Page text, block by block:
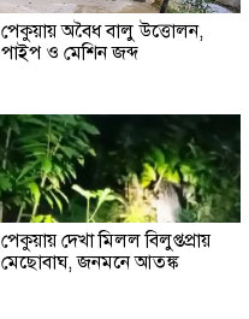
পেকুয়ায় অবৈধ বালু উত্তোলন,
পাইপ ও মেশিন জব্দ
পেকুয়ায় দেখা মিলল বিলুপ্তপ্রায়
মেছোবাঘ, জনমনে আতঙ্ক